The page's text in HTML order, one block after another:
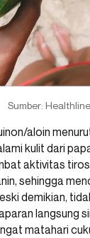
Sumber: Healthline
aloin
kulit dari
aktivitas
sehingga
demikian,
langsung
matahari